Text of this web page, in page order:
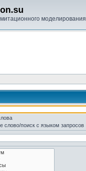
моделирования
слово/поиск с языком запросов